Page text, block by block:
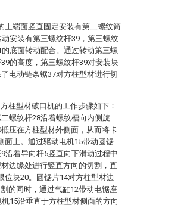
上端面竖直固定安装有第二螺纹筒
安装有第三螺纹杆39，第三螺纹
底面转动配合。通过转动第三螺
的高度，第三螺纹杆39对安装块
电动链条锯37对方柱型材进行切
柱型材破口机的工作步骤如下：
螺纹杆28沿着螺纹槽向内侧旋
压在方柱型材外侧面，从而将卡
面上。通过驱动电机15带动圆锯
沿着导向杆5竖直向下滑动过程中
边缘处进行竖直方向的切割，直
位块20。圆锯片14对方柱型材边
的同时，通过气缸12带动电锯座
15沿垂直于方柱型材侧面的方向